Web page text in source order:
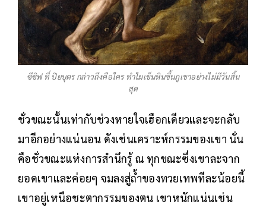
ซีซิฟ ที่ ปิยบุตร กล่าวถึงคือใคร ทำไมเข็นหินขึ้นภูเขาอย่างไม่มีวันสิ้น
สุด
ชั่วขณะนั้นเท่ากับช่วงหายใจเฮือกเดียวและจะกลับ
มาอีกอย่างแน่นอน ดังเช่นเคราะห์กรรมของเขา นั่น
คือชั่วขณะแห่งการสำนึกรู้ ณ ทุกขณะซึ่งเขาละจาก
ยอดเขาและค่อยๆ จมลงสู่ถ้ำของทวยเทพทีละน้อยนี้
เขาอยู่เหนือชะตากรรมของตน เขาหนักแน่นเช่น